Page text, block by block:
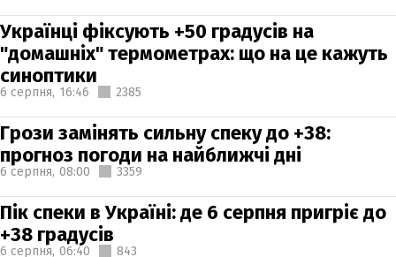
Українці фіксують +50 градусів на
"домашніх" термометрах: що на це кажуть
синоптики
6 серпня, 16:46 2385
Грози замінять сильну спеку до +38:
прогноз погоди на найближчі дні
6 серпня, 08:00 3359
Пік спеки в Україні: де 6 серпня пригріє до
+38 градусів
6 серпня, 06:40 843